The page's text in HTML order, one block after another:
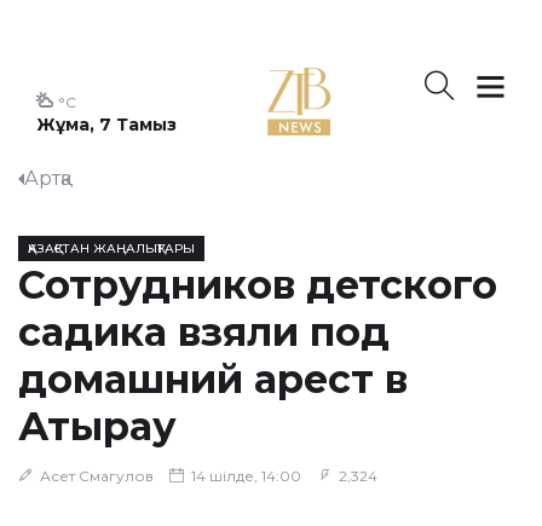
Жұма, 7 Тамыз
°C
Артқа
ҚАЗАҚСТАН ЖАҢАЛЫҚТАРЫ
Сотрудников детского
садика взяли под
домашний арест в
Атырау
Асет Смагулов 14 шілде, 14:00 2,324